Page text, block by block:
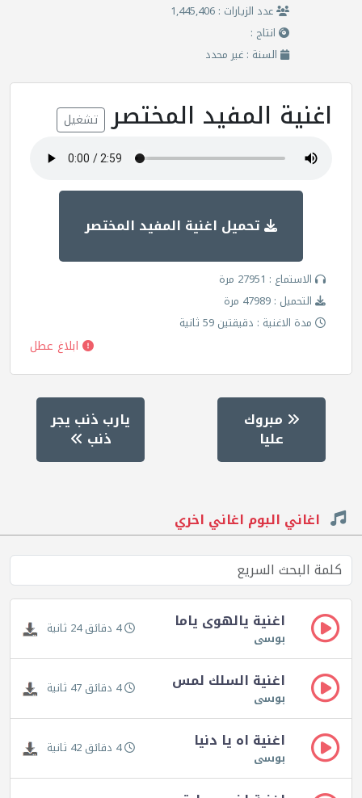
عدد الزيارات : 1,445,406
انتاج :
السنة : غير محدد
اغنية المفيد المختصر تشغيل
تحميل اغنية المفيد المختصر
الاستماع : 27951 مرة
التحميل : 47989 مرة
مدة الاغنية : دقيقتين 59 ثانية
ابلاغ عطل
مبروك
عليا
يارب ذنب يجر
ذنب
اغاني البوم اغاني اخري
اغنية يالهوى ياما
بوسى 4 دقائق 24 ثانية
اغنية السلك لمس
بوسى 4 دقائق 47 ثانية
اغنية اه يا دنيا
بوسى 4 دقائق 42 ثانية